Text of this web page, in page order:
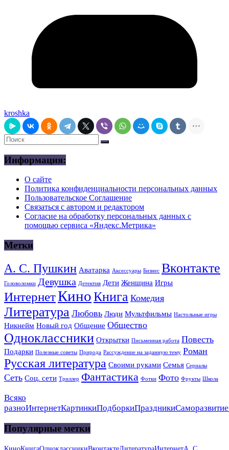
kroshka
Информация:
О сайте
Политика конфиденциальности персональных данных
Пользовательское Соглашение
Связаться с автором и редактором
Согласие на обработку персональных данных с
помощью сервиса «Яндекс.Метрика»
Метки
А. С. Пушкин Аватарка Аксессуары Бизнес Вконтакте
Головоломки Девушка Детектив Дети Женщина Игры
ИнтернетКиноКнига Комедия
Литература Любовь Люди Мультфильмы Настольные игры
Никнейм Новый год Общение Общество
Одноклассники Открытки Письменная работа Повесть
Подарки Полезные советы Природа Рассуждение на заданную тему Роман
Русская литература Своими руками Семья Сериалы
Сеть Соц. сети Триллер Фантастика Фотки Фото Фрукты Школа
Всяко
разноИнтернетКартинкиПодборкиПраздникиСаморазвитие
Популярные метки